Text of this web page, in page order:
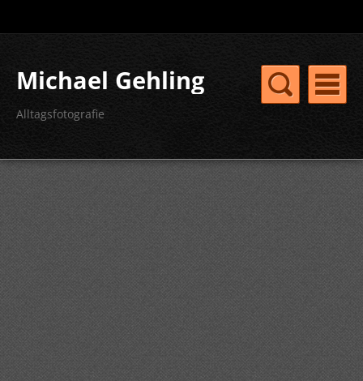
Michael Gehling
Alltagsfotografie